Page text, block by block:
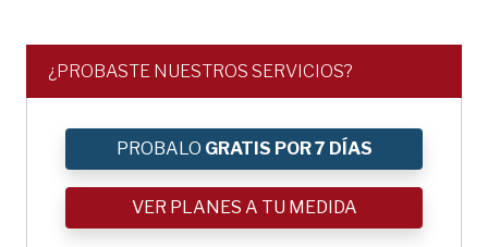
¿PROBASTE NUESTROS SERVICIOS?
PROBALO GRATIS POR 7 DÍAS
VER PLANES A TU MEDIDA